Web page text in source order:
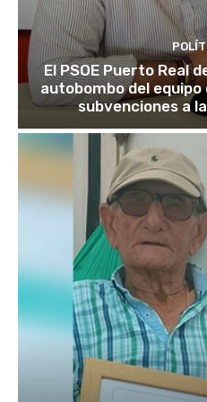
El PSOE Puerto Real
autobombo del
subvenciones a